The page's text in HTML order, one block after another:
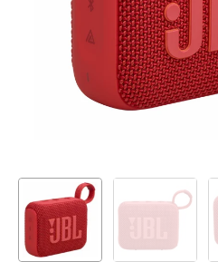
TV iekārtas
Spēļu konsoles
Akustiskās sistēmas
Austiņas